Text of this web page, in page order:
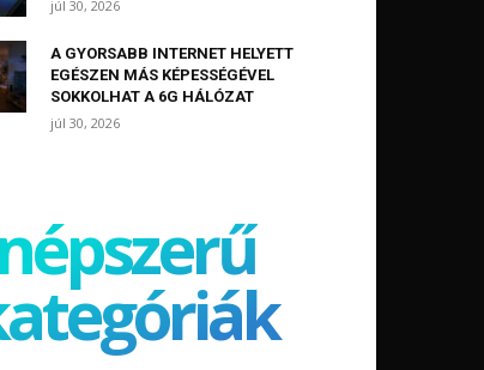
júl 30, 2026
A GYORSABB INTERNET HELYETT
EGÉSZEN MÁS KÉPESSÉGÉVEL
SOKKOLHAT A 6G HÁLÓZAT
júl 30, 2026
népszerű